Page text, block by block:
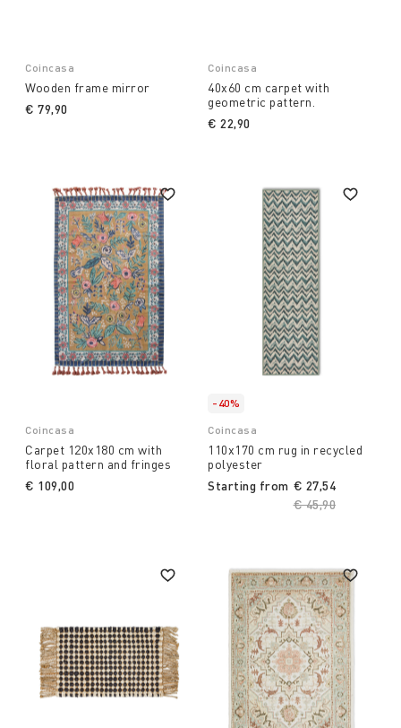
Coincasa
Wooden frame mirror
€ 79,90
Coincasa
40x60 cm carpet with
geometric pattern.
€ 22,90
Coincasa
Carpet 120x180 cm with
floral pattern and fringes
€ 109,00
-40%
Coincasa
110x170 cm rug in recycled
polyester
Starting from
Price reduced
€ 45,90
€ 27,54